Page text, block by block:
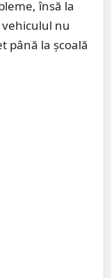
însă la
nu
până la școală